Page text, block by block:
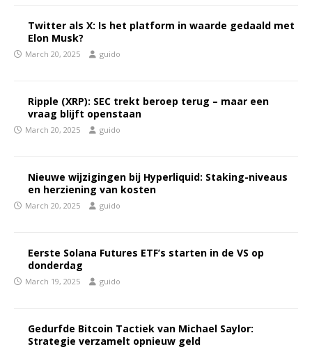
Twitter als X: Is het platform in waarde gedaald met
Elon Musk?
March 20, 2025 guido
Ripple (XRP): SEC trekt beroep terug – maar een
vraag blijft openstaan
March 20, 2025 guido
Nieuwe wijzigingen bij Hyperliquid: Staking-niveaus
en herziening van kosten
March 20, 2025 guido
Eerste Solana Futures ETF’s starten in de VS op
donderdag
March 19, 2025 guido
Gedurfde Bitcoin Tactiek van Michael Saylor:
Strategie verzamelt opnieuw geld